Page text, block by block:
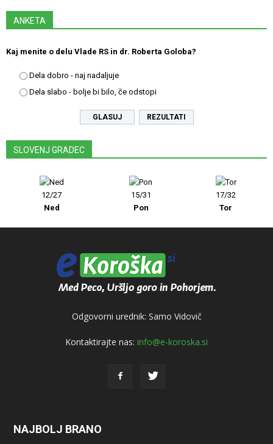
ANKETA
Kaj menite o delu Vlade RS in dr. Roberta Goloba?
Dela dobro - naj nadaljuje
Dela slabo - bolje bi bilo, če odstopi
REZULTATI
SLOVENJ GRADEC
12/27
Ned
15/31
Pon
17/32
Tor
Odgovorni urednik: Samo Vidovič
Kontaktirajte nas: info@e-koroska.si
NAJBOLJ BRANO